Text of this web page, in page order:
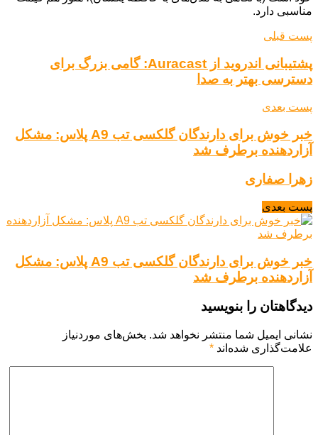
مناسبی دارد.
پست قبلی
پشتیبانی اندروید از Auracast: گامی بزرگ برای
دسترسی بهتر به صدا
پست بعدی
خبر خوش برای دارندگان گلکسی تب A9 پلاس: مشکل
آزاردهنده برطرف شد
زهرا صفاری
پست بعدی
خبر خوش برای دارندگان گلکسی تب A9 پلاس: مشکل
آزاردهنده برطرف شد
دیدگاهتان را بنویسید
نشانی ایمیل شما منتشر نخواهد شد. بخش‌های موردنیاز
علامت‌گذاری شده‌اند *